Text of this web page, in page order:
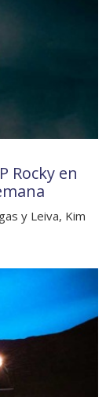
Rocky en
y Leiva, Kim